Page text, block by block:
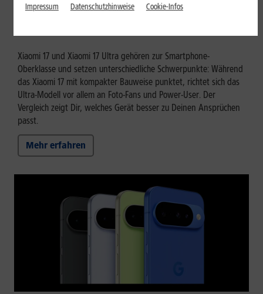
Xiaomi 17 vs. Xiaomi 17 Ultra: Für
Xiaomi 17 und Xiaomi 17 Ultra gehören zur Smartphone-
Oberklasse und setzen unterschiedliche Schwerpunkte: Während
das Xiaomi 17 mit kompakter Bauweise punktet, richtet sich das
Ultra-Modell vor allem an Foto-Fans und Power-User. Der
Vergleich zeigt Dir, welches Gerät besser zu Deinen Ansprüchen
passt.
Mehr erfahren
Impressum Datenschutzhinweise Cookie-Infos